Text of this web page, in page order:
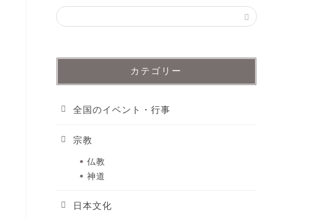
カテゴリー
全国のイベント・行事
宗教
仏教
神道
日本文化